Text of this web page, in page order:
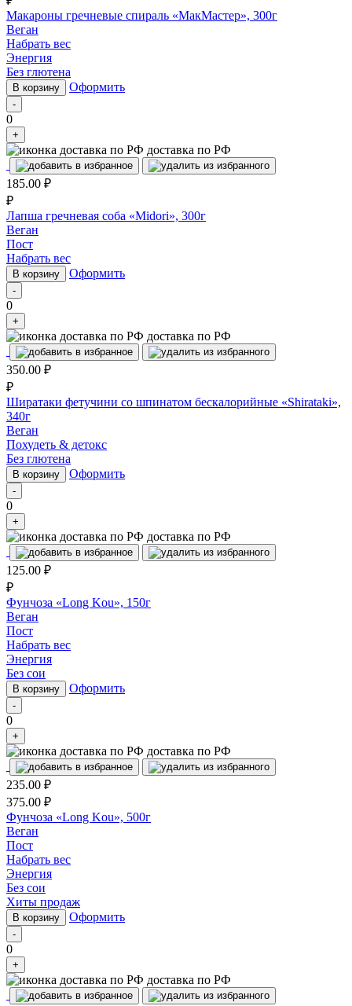
Макароны гречневые спираль «МакМастер», 300г
Веган
Набрать вес
Энергия
Без глютена
В корзину Оформить
-
0
+
доставка по РФ
185.00 ₽
₽
Лапша гречневая соба «Midori», 300г
Веган
Пост
Набрать вес
В корзину Оформить
-
0
+
доставка по РФ
350.00 ₽
₽
Ширатаки фетучини со шпинатом бескалорийные «Shirataki»,
340г
Веган
Похудеть & детокс
Без глютена
В корзину Оформить
-
0
+
доставка по РФ
125.00 ₽
₽
Фунчоза «Long Kou», 150г
Веган
Пост
Набрать вес
Энергия
Без сои
В корзину Оформить
-
0
+
доставка по РФ
235.00 ₽
375.00 ₽
Фунчоза «Long Kou», 500г
Веган
Пост
Набрать вес
Энергия
Без сои
Хиты продаж
В корзину Оформить
-
0
+
доставка по РФ